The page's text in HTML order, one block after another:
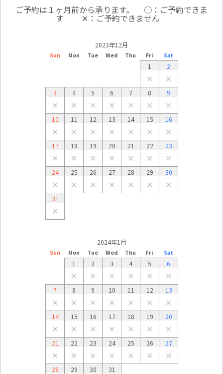
ご予約は１ヶ月前から承ります。
○：ご予約できま
す ✕：ご予約できません
2023年12月
Sun Mon Tue Wed Thu Fri Sat
1
✕
2
✕
3
✕
4
✕
5
✕
6
✕
7
✕
8
✕
9
✕
10
✕
11
✕
12
✕
13
✕
14
✕
15
✕
16
✕
17
✕
18
✕
19
✕
20
✕
21
✕
22
✕
23
✕
24
✕
25
✕
26
✕
27
✕
28
✕
29
✕
30
✕
31
✕
2024年1月
Sun Mon Tue Wed Thu Fri Sat
1
✕
2
✕
3
✕
4
✕
5
✕
6
✕
7
✕
8
✕
9
✕
10
✕
11
✕
12
✕
13
✕
14
✕
15
✕
16
✕
17
✕
18
✕
19
✕
20
✕
21
✕
22
✕
23
✕
24
✕
25
✕
26
✕
27
✕
28 29 30 31